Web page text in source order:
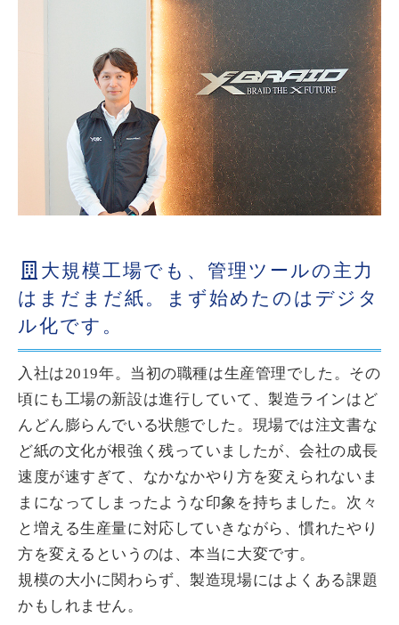
大規模工場でも、管理ツールの主力
はまだまだ紙。まず始めたのはデジタ
ル化です。
入社は2019年。当初の職種は生産管理でした。その
頃にも工場の新設は進行していて、製造ラインはど
んどん膨らんでいる状態でした。現場では注文書な
ど紙の文化が根強く残っていましたが、会社の成長
速度が速すぎて、なかなかやり方を変えられないま
まになってしまったような印象を持ちました。次々
と増える生産量に対応していきながら、慣れたやり
方を変えるというのは、本当に大変です。
規模の大小に関わらず、製造現場にはよくある課題
かもしれません。